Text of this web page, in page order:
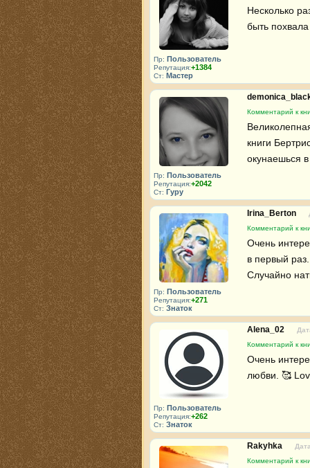
Пр: Пользователь
Репутация:+1384
Ст: Мастер
Несколько
быть
Пр: Пользователь
Репутация:+2042
Ст: Гуру
Комментарий к
книги
окунаешься
Пр: Пользователь
Репутация:+271
Ст: Знаток
Irina_Berton
Комментарий к
Очень
в первый
Случайно
Пр: Пользователь
Репутация:+262
Ст: Знаток
Alena_02
Комментарий к
Очень
любви. 🥰
Rakyhka
Комментарий к